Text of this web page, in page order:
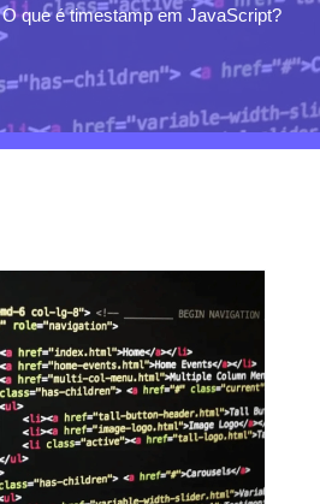
O que é timestamp em JavaScript?